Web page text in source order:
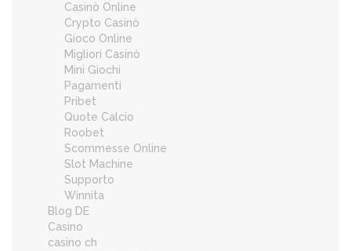
Casinò Online
Crypto Casinò
Gioco Online
Migliori Casinò
Mini Giochi
Pagamenti
Pribet
Quote Calcio
Roobet
Scommesse Online
Slot Machine
Supporto
Winnita
Blog DE
Casino
casino ch